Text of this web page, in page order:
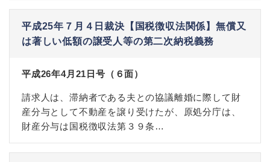
平成25年７月４日裁決【国税徴収法関係】無償又
は著しい低額の譲受人等の第二次納税義務
平成26年4月21日号（６面）
請求人は、滞納者である夫との協議離婚に際して財
産分与として不動産を譲り受けたが、原処分庁は、
財産分与は国税徴収法第３９条…